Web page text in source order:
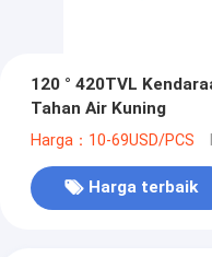
120 ° 420TVL
Tahan Air Kuning
Harga：10-69USD/PCS
Harga terbaik